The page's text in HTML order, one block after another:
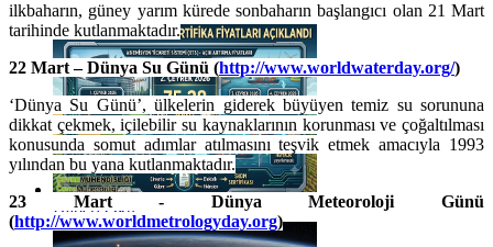
Haberi Oku
Haberi Oku
ilkbaharın, güney yarım kürede sonbaharın başlangıcı olan 21 Mart
tarihinde kutlanmaktadır.
22 Mart – Dünya Su Günü (http://www.worldwaterday.org/)
‘Dünya Su Günü’, ülkelerin giderek büyüyen temiz su sorununa
dikkat çekmek, içilebilir su kaynaklarının korunması ve çoğaltılması
konusunda somut adımlar atılmasını teşvik etmek amacıyla 1993
yılından bu yana kutlanmaktadır.
23 Mart - Dünya Meteoroloji Günü
(http://www.worldmetrologyday.org)